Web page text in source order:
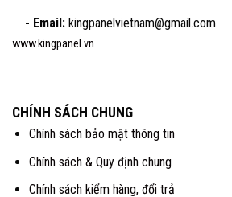
- Email: kingpanelvietnam@gmail.com
www.kingpanel.vn
CHÍNH SÁCH CHUNG
Chính sách bảo mật thông tin
Chính sách & Quy định chung
Chính sách kiểm hàng, đổi trả